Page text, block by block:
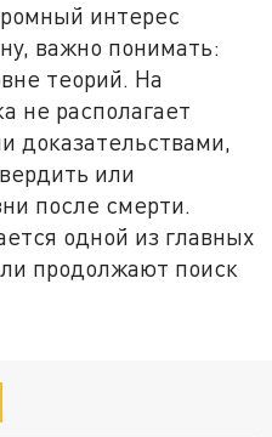
интерес
важно понимать:
теорий. На
не располагает
доказательствами,
или
после смерти.
одной из главных
продолжают поиск